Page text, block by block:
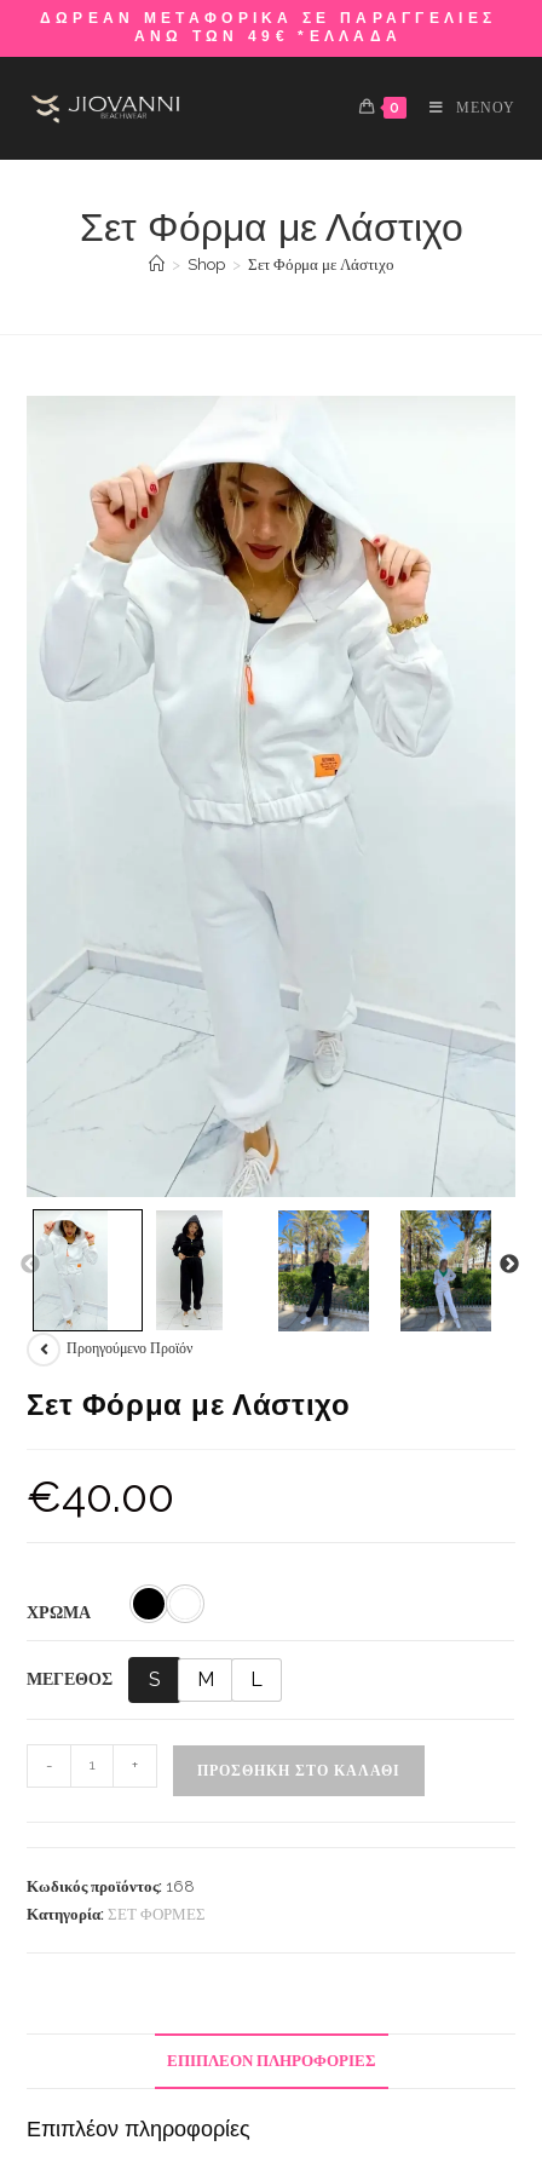
ΔΩΡΕΑΝ ΜΕΤΑΦΟΡΙΚΑ ΣΕ ΠΑΡΑΓΓΕΛΙΕΣ
ΑΝΩ ΤΩΝ 49€ *ΕΛΛΑΔΑ
0 ΜΕΝΟΥ
Σετ Φόρμα με Λάστιχο
> Shop > Σετ Φόρμα με Λάστιχο
Προηγούμενο Προϊόν
Σετ Φόρμα με Λάστιχο
€40.00
ΧΡΩΜΑ
ΜΕΓΕΘΟΣ S M L
- + ΠΡΟΣΘΉΚΗ ΣΤΟ ΚΑΛΆΘΙ
Κωδικός προϊόντος: 168
Κατηγορία:ΣΕΤ ΦΟΡΜΕΣ
ΕΠΙΠΛΈΟΝ ΠΛΗΡΟΦΟΡΊΕΣ
Επιπλέον πληροφορίες